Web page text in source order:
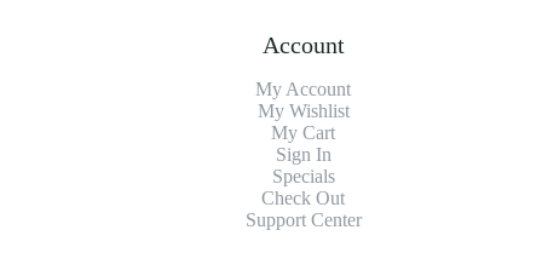
Account
My Account
My Wishlist
My Cart
Sign In
Specials
Check Out
Support Center